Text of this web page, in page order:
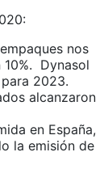
nos
Dynasol
2023.
alcanzaron
en España,
la emisión de